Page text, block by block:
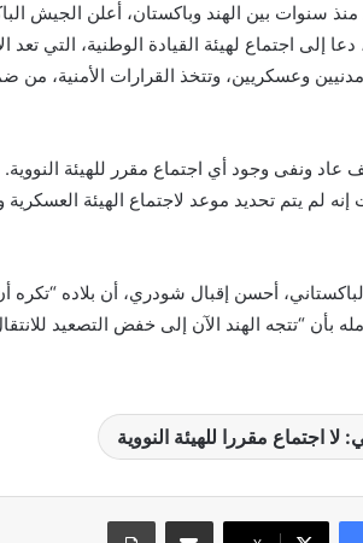
سنوات بين الهند وباكستان، أعلن الجيش
إلى اجتماع لهيئة القيادة الوطنية، التي تعد
وعسكريين، وتتخذ القرارات الأمنية، من
عاد ونفى وجود أي اجتماع مقرر للهيئة
إنه لم يتم تحديد موعد لاجتماع الهيئة العسكرية
أحسن إقبال شودري، أن بلاده “تكره
بأن “تتجه الهند الآن إلى خفض التصعيد
اجتماع مقررا للهيئة النووية
مشاركة عبر البريد طباعة